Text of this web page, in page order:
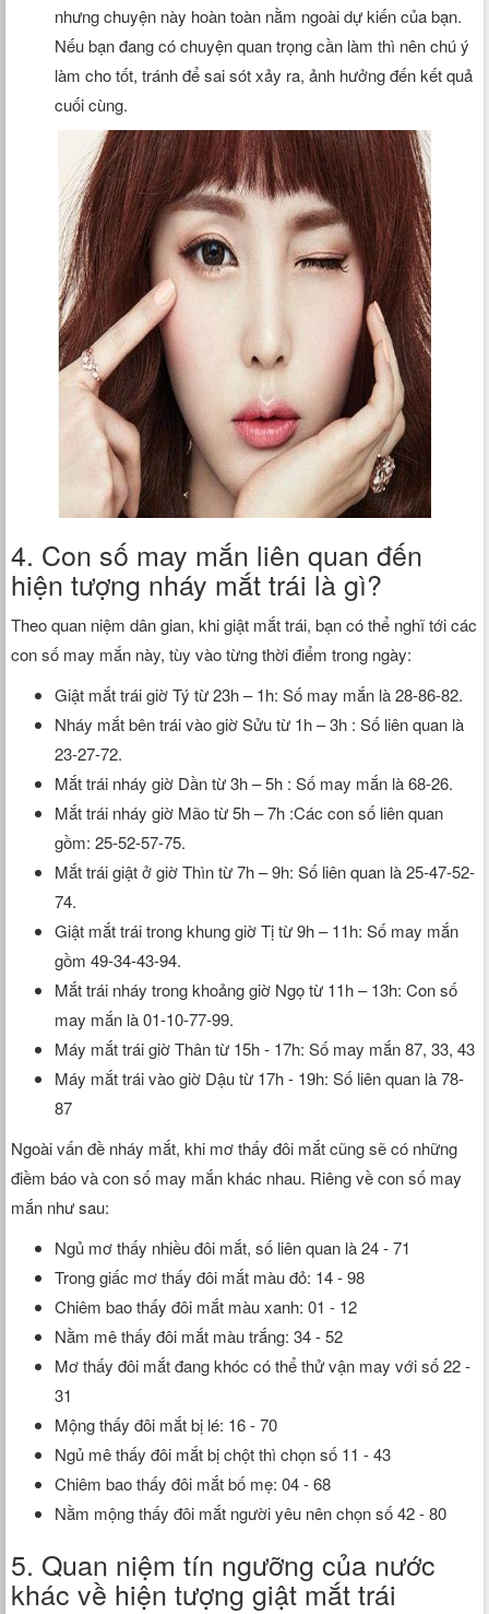
nhưng chuyện này hoàn toàn nằm ngoài dự kiến của bạn.
Nếu bạn đang có chuyện quan trọng cần làm thì nên chú ý
làm cho tốt, tránh để sai sót xảy ra, ảnh hưởng đến kết quả
cuối cùng.
4. Con số may mắn liên quan đến
hiện tượng nháy mắt trái là gì?
Theo quan niệm dân gian, khi giật mắt trái, bạn có thể nghĩ tới các
con số may mắn này, tùy vào từng thời điểm trong ngày:
Giật mắt trái giờ Tý từ 23h – 1h: Số may mắn là 28-86-82.
Nháy mắt bên trái vào giờ Sửu từ 1h – 3h : Số liên quan là
23-27-72.
Mắt trái nháy giờ Dần từ 3h – 5h : Số may mắn là 68-26.
Mắt trái nháy giờ Mão từ 5h – 7h :Các con số liên quan
gồm: 25-52-57-75.
Mắt trái giật ở giờ Thìn từ 7h – 9h: Số liên quan là 25-47-52-
74.
Giật mắt trái trong khung giờ Tị từ 9h – 11h: Số may mắn
gồm 49-34-43-94.
Mắt trái nháy trong khoảng giờ Ngọ từ 11h – 13h: Con số
may mắn là 01-10-77-99.
Máy mắt trái giờ Thân từ 15h - 17h: Số may mắn 87, 33, 43
Máy mắt trái vào giờ Dậu từ 17h - 19h: Số liên quan là 78-
87
Ngoài vấn đề nháy mắt, khi mơ thấy đôi mắt cũng sẽ có những
điềm báo và con số may mắn khác nhau. Riêng về con số may
mắn như sau:
Ngủ mơ thấy nhiều đôi mắt, số liên quan là 24 - 71
Trong giấc mơ thấy đôi mắt màu đỏ: 14 - 98
Chiêm bao thấy đôi mắt màu xanh: 01 - 12
Nằm mê thấy đôi mắt màu trắng: 34 - 52
Mơ thấy đôi mắt đang khóc có thể thử vận may với số 22 -
31
Mộng thấy đôi mắt bị lé: 16 - 70
Ngủ mê thấy đôi mắt bị chột thì chọn số 11 - 43
Chiêm bao thấy đôi mắt bố mẹ: 04 - 68
Nằm mộng thấy đôi mắt người yêu nên chọn số 42 - 80
5. Quan niệm tín ngưỡng của nước
khác về hiện tượng giật mắt trái